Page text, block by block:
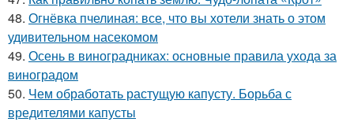
48. Огнёвка пчелиная: все, что вы хотели знать о этом
удивительном насекомом
49. Осень в виноградниках: основные правила ухода за
виноградом
50. Чем обработать растущую капусту. Борьба с
вредителями капусты